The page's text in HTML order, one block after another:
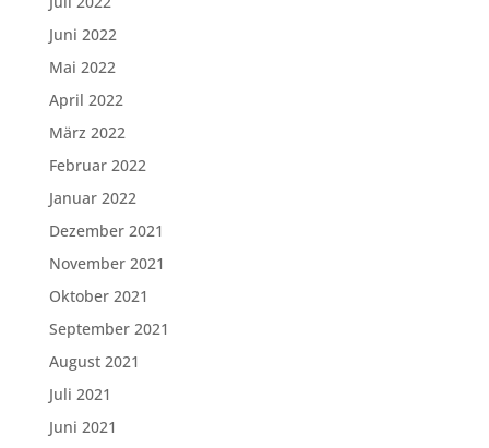
Juni 2022
Mai 2022
April 2022
März 2022
Februar 2022
Januar 2022
Dezember 2021
November 2021
Oktober 2021
September 2021
August 2021
Juli 2021
Juni 2021